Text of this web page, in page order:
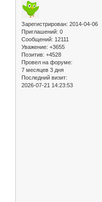
Зарегистрирован: 2014-04-06
Приглашений: 0
Сообщений: 12111
Уважение: +3655
Позитив: +4528
Провел на форуме:
7 месяцев 3 дня
Последний визит:
2026-07-21 14:23:53